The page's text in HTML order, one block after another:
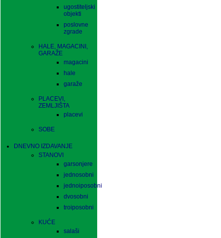
ugostiteljski
objekti
poslovne
zgrade
HALE, MAGACINI,
GARAŽE
magacini
hale
garaže
PLACEVI,
ZEMLJIŠTA
placevi
SOBE
DNEVNO IZDAVANJE
STANOVI
garsonjere
jednosobni
jednoiposobni
dvosobni
troiposobni
KUĆE
salaši